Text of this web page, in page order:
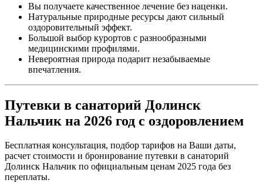
Вы получаете качественное лечение без наценки.
Натуральные природные ресурсы дают сильный
оздоровительный эффект.
Большой выбор курортов с разнообразными
медицинскими профилями.
Невероятная природа подарит незабываемые
впечатления.
Путевки в санаторий Долинск
Нальчик на 2026 год с оздоровлением
Бесплатная консультация, подбор тарифов на Ваши даты,
расчет стоимости и бронирование путевки в санаторий
Долинск Нальчик по официальным ценам 2025 года без
переплаты.